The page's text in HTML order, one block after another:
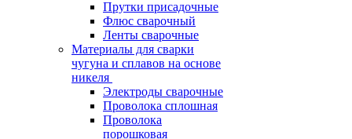
Прутки присадочные
Флюс сварочный
Ленты сварочные
Материалы для сварки
чугуна и сплавов на основе
никеля
Электроды сварочные
Проволока сплошная
Проволока
порошковая